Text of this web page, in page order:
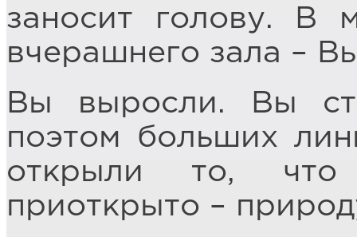
заносит голову. В
вчерашнего зала –
Вы выросли. Вы
поэтом больших
открыли то,
приоткрыто –